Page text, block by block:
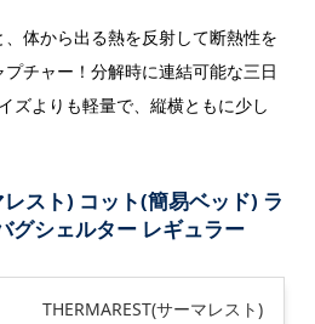
体から出る熱を反射して断熱性を
チャー！分解時に連結可能な三日
ズよりも軽量で、縦横ともに少し
スト) コット(簡易ベッド) ラ
グシェルター レギュラー
THERMAREST(サーマレスト)